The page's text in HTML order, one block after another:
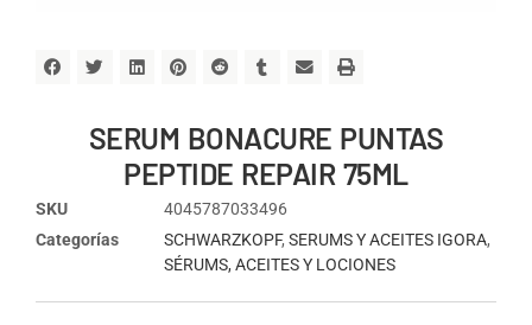
SERUM BONACURE PUNTAS
PEPTIDE REPAIR 75ML
SKU
4045787033496
Categorías
SCHWARZKOPF, SERUMS Y ACEITES IGORA,
SÉRUMS, ACEITES Y LOCIONES